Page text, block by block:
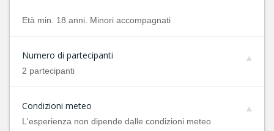
Età min. 18 anni. Minori accompagnati
Numero di partecipanti
2 partecipanti
Condizioni meteo
L'esperienza non dipende dalle condizioni meteo